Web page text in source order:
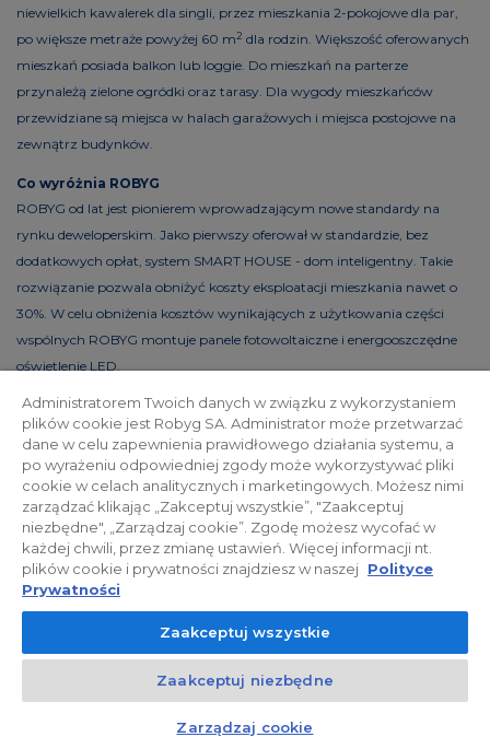
niewielkich kawalerek dla singli, przez mieszkania 2-pokojowe dla par,
po większe metraże powyżej 60 m2 dla rodzin. Większość oferowanych
mieszkań posiada balkon lub loggie. Do mieszkań na parterze
przynależą zielone ogródki oraz tarasy. Dla wygody mieszkańców
przewidziane są miejsca w halach garażowych i miejsca postojowe na
zewnątrz budynków.
Co wyróżnia ROBYG
ROBYG od lat jest pionierem wprowadzającym nowe standardy na
rynku deweloperskim. Jako pierwszy oferował w standardzie, bez
dodatkowych opłat, system SMART HOUSE - dom inteligentny. Takie
rozwiązanie pozwala obniżyć koszty eksploatacji mieszkania nawet o
30%. W celu obniżenia kosztów wynikających z użytkowania części
wspólnych ROBYG montuje panele fotowoltaiczne i energooszczędne
oświetlenie LED.
Polityka prywatności Relacje inwestorskie
Facebook
© 2026 ROBYG. Wszystkie prawa zastrzeżone. Powyższa oferta i
przedstawione materiały graficzne mają charakter jedynie
informacyjny, nie mogą być traktowane jako ostateczne projekty
realizacyjne, nie stanowią również oferty handlowej w rozumieniu art.
66 §1 Kodeksu Cywilnego oraz innych właściwych przepisów prawnych.
Czat z doradcą
Administratorem Twoich danych w związku z wykorzystaniem
plików cookie jest Robyg SA. Administrator może przetwarzać
dane w celu zapewnienia prawidłowego działania systemu, a
po wyrażeniu odpowiedniej zgody może wykorzystywać pliki
cookie w celach analitycznych i marketingowych. Możesz nimi
zarządzać klikając „Zakceptuj wszystkie”, "Zaakceptuj
niezbędne", „Zarządzaj cookie”. Zgodę możesz wycofać w
każdej chwili, przez zmianę ustawień. Więcej informacji nt.
plików cookie i prywatności znajdziesz w naszej Polityce
Prywatności
Zaakceptuj wszystkie
Zaakceptuj niezbędne
Zarządzaj cookie